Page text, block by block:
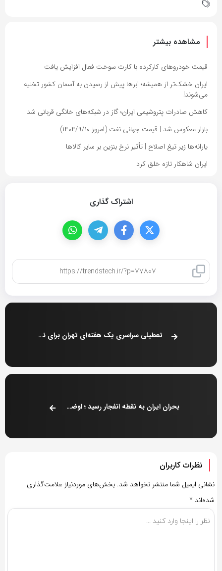
مشاهده بیشتر
قیمت خودروهای کارکرده با کارت سوخت فعال افزایش یافت
ایران خشک‌تر از همیشه؛ ابرها پیش از رسیدن به آسمان کشور تخلیه
می‌شوند!
کاهش صادرات پتروشیمی ایران؛ گاز در شبکه‌های خانگی قربانی شد
بازار معکوس شد | قیمت جهانی نفت (امروز ۱۴۰۴/۹/۱۰)
یارانه‌ها زیر تیغ اصلاح | تأثیر نرخ بنزین بر سایر کالاها
ایران شاهکار تازه خلق کرد
اشتراک گذاری
کپی لینک
تعطیلی سراسری یک هفته‌ای تهران برای نجات سدها ؟
بحران ایران به نقطه انفجار رسید ؛ اوضاع وخیم شد
نظرات کاربران
نشانی ایمیل شما منتشر نخواهد شد. بخش‌های موردنیاز علامت‌گذاری
شده‌اند *